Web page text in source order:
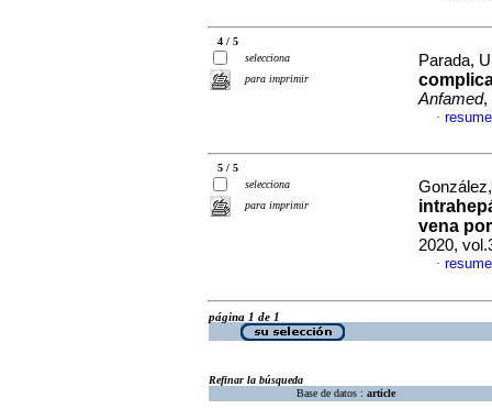
4 / 5
selecciona
para imprimir
Parada,
Anfamed,
·
5 / 5
selecciona
para imprimir
vena
2020,
·
página 1 de 1
Refinar la búsqueda
Base de datos : article